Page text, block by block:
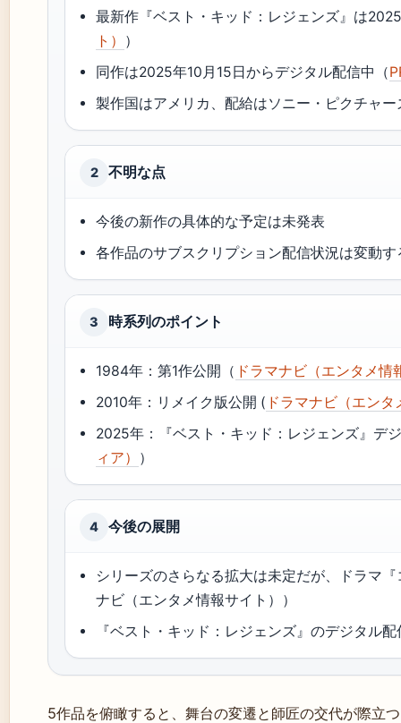
最新作『ベスト・キッド：レジェンズ』は
ト） ）
同作は2025年10月15日からデジタル配信中（
製作国はアメリカ、配給はソニー・ピクチャー
2 不明な点
今後の新作の具体的な予定は未発表
各作品のサブスクリプション配信状況は変動
3 時系列のポイント
1984年：第1作公開（ ドラマナビ（エンタメ情
2010年：リメイク版公開 ( ドラマナビ（エン
2025年：『ベスト・キッド：レジェンズ』デ
ィア） ）
4 今後の展開
シリーズのさらなる拡大は未定だが、ドラマ
ナビ（エンタメ情報サイト））
『ベスト・キッド：レジェンズ』のデジタル
5作品を俯瞰すると、舞台の変遷と師匠の交代が際立